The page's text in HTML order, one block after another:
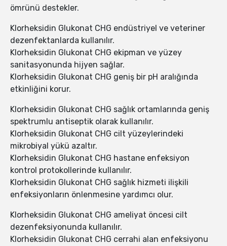
ömrünü destekler.
Klorheksidin Glukonat CHG endüstriyel ve veteriner
dezenfektanlarda kullanılır.
Klorheksidin Glukonat CHG ekipman ve yüzey
sanitasyonunda hijyen sağlar.
Klorheksidin Glukonat CHG geniş bir pH aralığında
etkinliğini korur.
Klorheksidin Glukonat CHG sağlık ortamlarında geniş
spektrumlu antiseptik olarak kullanılır.
Klorheksidin Glukonat CHG cilt yüzeylerindeki
mikrobiyal yükü azaltır.
Klorheksidin Glukonat CHG hastane enfeksiyon
kontrol protokollerinde kullanılır.
Klorheksidin Glukonat CHG sağlık hizmeti ilişkili
enfeksiyonların önlenmesine yardımcı olur.
Klorheksidin Glukonat CHG ameliyat öncesi cilt
dezenfeksiyonunda kullanılır.
Klorheksidin Glukonat CHG cerrahi alan enfeksiyonu